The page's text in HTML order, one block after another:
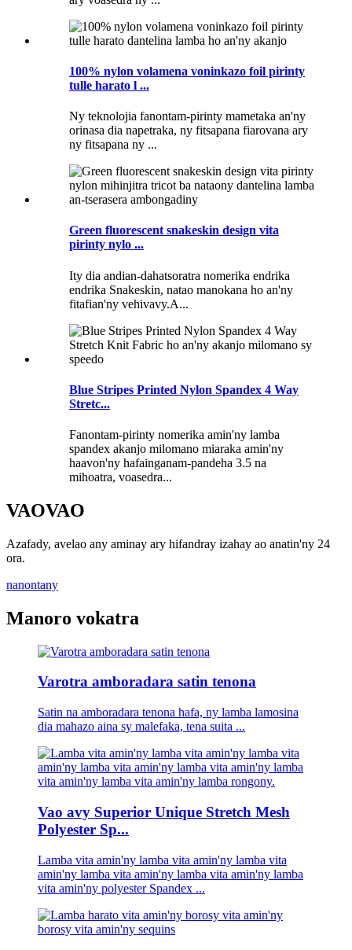
100% nylon volamena voninkazo foil pirinty
tulle harato l ...
Ny teknolojia fanontam-pirinty mametaka an'ny
orinasa dia napetraka, ny fitsapana fiarovana ary
ny fitsapana ny ...
Green fluorescent snakeskin design vita
pirinty nylo ...
Ity dia andian-dahatsoratra nomerika endrika
endrika Snakeskin, natao manokana ho an'ny
fitafian'ny vehivavy.A...
Blue Stripes Printed Nylon Spandex 4 Way
Stretc...
Fanontam-pirinty nomerika amin'ny lamba
spandex akanjo milomano miaraka amin'ny
haavon'ny hafainganam-pandeha 3.5 na
mihoatra, voasedra...
VAOVAO
Azafady, avelao any aminay ary hifandray izahay ao anatin'ny 24
ora.
nanontany
Manoro vokatra
Varotra amboradara satin tenona
Satin na amboradara tenona hafa, ny lamba lamosina
dia mahazo aina sy malefaka, tena suita ...
Vao avy Superior Unique Stretch Mesh
Polyester Sp...
Lamba vita amin'ny lamba vita amin'ny lamba vita
amin'ny lamba vita amin'ny lamba vita amin'ny lamba
vita amin'ny polyester Spandex ...